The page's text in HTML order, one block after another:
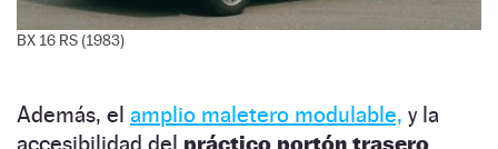
BX 16 RS (1983)
Además, el amplio maletero modulable, y la
accesibilidad del práctico portón trasero